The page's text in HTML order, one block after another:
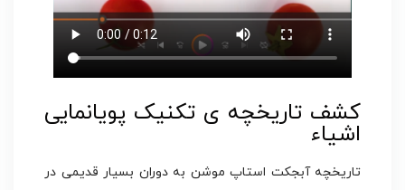
کشف تاریخچه ی تکنیک پویانمایی
اشیاء
تاریخچه آبجکت استاپ موشن به دوران بسیار قدیمی در